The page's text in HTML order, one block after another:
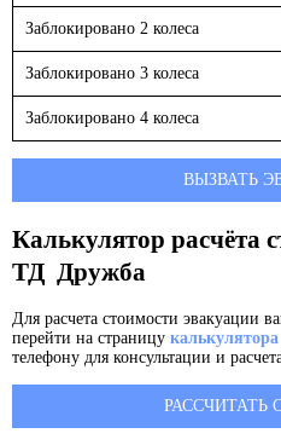
Заблокировано 2 колеса
Заблокировано 3 колеса
Заблокировано 4 колеса
ВЫЗВАТЬ
Калькулятор расчёта
ТД Дружба
Для расчета стоимости эвакуации
перейти на страницу калькулятора
телефону для консультации и
РАССЧИТАТЬ